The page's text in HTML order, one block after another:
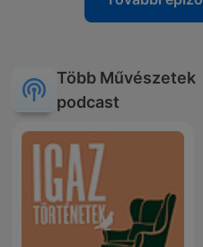
Több Művészetek
podcast